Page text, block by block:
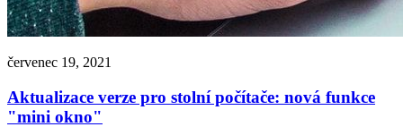
červenec 19, 2021
Aktualizace verze pro stolní počítače: nová funkce
"mini okno"